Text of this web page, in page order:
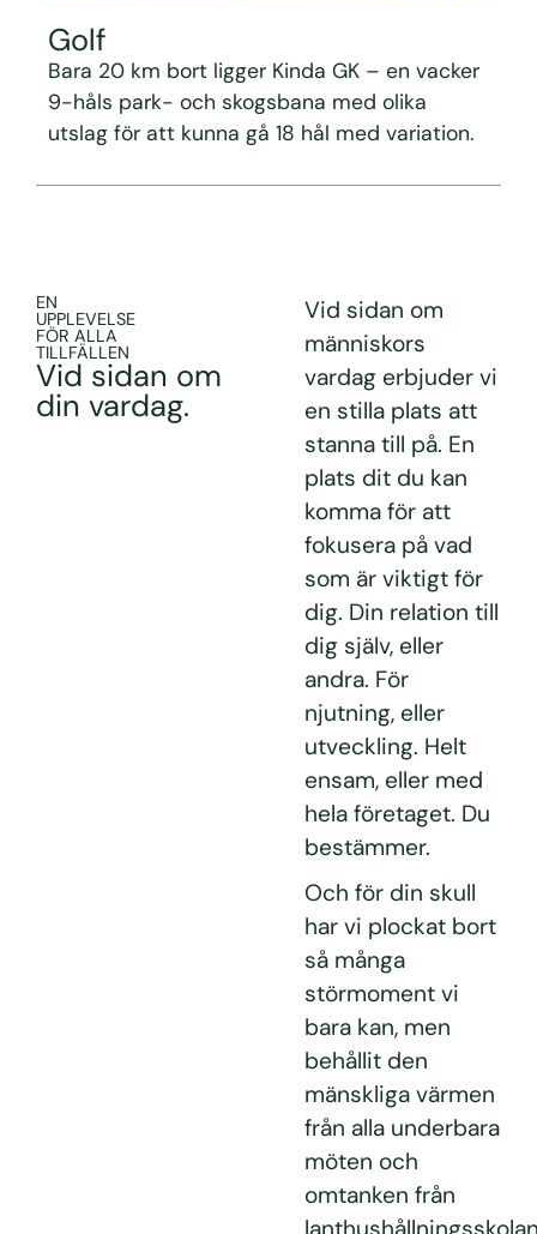
Golf
Bara 20 km bort ligger Kinda GK – en vacker
9-håls park- och skogsbana med olika
utslag för att kunna gå 18 hål med variation.
EN
UPPLEVELSE
FÖR ALLA
TILLFÄLLEN
Vid sidan om
din vardag.
Vid sidan om
människors
vardag erbjuder vi
en stilla plats att
stanna till på. En
plats dit du kan
komma för att
fokusera på vad
som är viktigt för
dig. Din relation till
dig själv, eller
andra. För
njutning, eller
utveckling. Helt
ensam, eller med
hela företaget. Du
bestämmer.
Och för din skull
har vi plockat bort
så många
störmoment vi
bara kan, men
behållit den
mänskliga värmen
från alla underbara
möten och
omtanken från